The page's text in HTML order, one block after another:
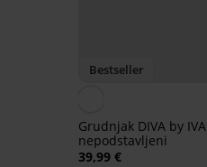
Bestseller
Grudnjak DIVA by IVA
nepodstavljeni
39,99 €